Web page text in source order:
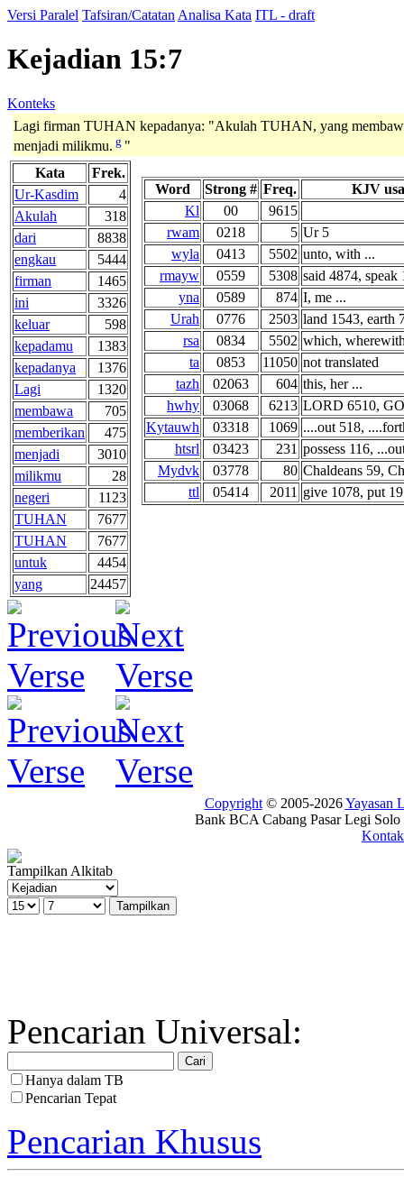
Versi Paralel Tafsiran/Catatan Analisa Kata ITL - draft
Kejadian 15:7
Konteks
Lagi firman TUHAN kepadanya: "Akulah TUHAN, yang
menjadi milikmu. g "
Kata
Frek.
Ur-Kasdim
4
Akulah
318
dari
8838
engkau
5444
firman
1465
ini
3326
keluar
598
kepadamu
1383
kepadanya
1376
Lagi
1320
membawa
705
memberikan
475
menjadi
3010
milikmu
28
negeri
1123
TUHAN
7677
TUHAN
7677
untuk
4454
yang
24457
Word Strong # Freq.
KJV
Kl
00
9615
rwam
0218 5 Ur 5
wyla
0413 5502 unto, with ...
rmayw
0559 5308 said 4874, speak
yna
0589 874 I, me ...
Urah
0776 2503 land 1543, earth
rsa
0834 5502 which,
ta
0853 11050 not translated
tazh
02063 604 this, her ...
hwhy
03068 6213 LORD 6510,
Kytauwh
03318 1069 ....out 518,
htsrl
03423 231 possess 116,
Mydvk
03778 80 Chaldeans 59,
ttl
05414 2011 give 1078, put
Copyright© 2005-2026Yayasan
Bank BCA Cabang Pasar Legi
Kontak
Tampilkan Alkitab
Pencarian Universal:
Hanya dalam TB
Pencarian Tepat
Pencarian Khusus